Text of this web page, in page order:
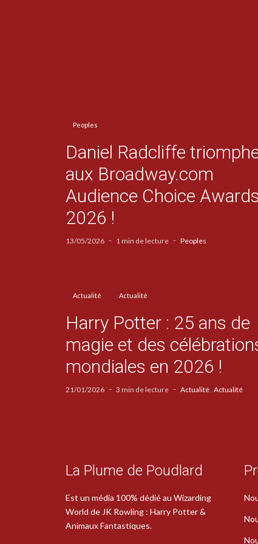
Peoples
Daniel Radcliffe
aux Broadway.com
Audience Choice Awards
2026 !
13/05/2026 1 min de lecture Peoples
Actualité Actualité
Harry Potter : 25 ans de
magie et des
mondiales en 2026 !
21/01/2026 3 min de lecture Actualité Actualité
La Plume de Poudlard
Est un média 100% dédié au Wizarding
World de JK Rowling : Harry Potter &
Animaux Fantastiques.